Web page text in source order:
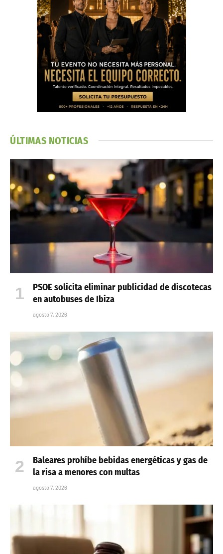
ÚLTIMAS NOTICIAS
PSOE solicita eliminar publicidad de discotecas
en autobuses de Ibiza
agosto 7, 2026
Baleares prohíbe bebidas energéticas y gas de
la risa a menores con multas
agosto 7, 2026